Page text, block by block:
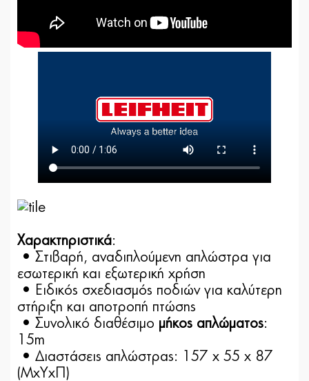
Χαρακτηριστικά:
• Στιβαρή, αναδιπλούμενη απλώστρα για
εσωτερική και εξωτερική χρήση
• Ειδικός σχεδιασμός ποδιών για καλύτερη
στήριξη και αποτροπή πτώσης
• Συνολικό διαθέσιμο μήκος απλώματος:
15m
• Διαστάσεις απλώστρας: 157 x 55 x 87
(ΜxΥxΠ)